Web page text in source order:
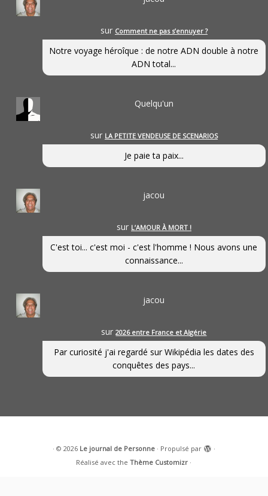
sur Comment ne pas s’ennuyer ?
Notre voyage héroîque : de notre ADN double à notre
ADN total...
Quelqu'un
sur LA PETITE VENDEUSE DE SCENARIOS
Je paie ta paix...
jacou
sur L’AMOUR À MORT !
C'est toi... c'est moi - c'est l'homme ! Nous avons une
connaissance...
jacou
sur2026 entre France et Algérie
Par curiosité j'ai regardé sur Wikipédia les dates des
conquêtes des pays...
· © 2026 Le journal de Personne· Propulsé par
·
Réalisé avec theThème Customizr ·